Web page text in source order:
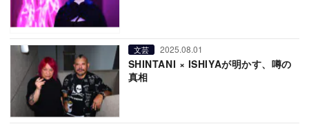
文芸 2025.08.01
SHINTANI × ISHIYAが明かす、噂の
真相